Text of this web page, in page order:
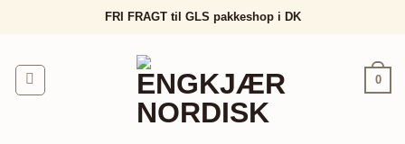
FRI FRAGT til GLS pakkeshop i DK
0